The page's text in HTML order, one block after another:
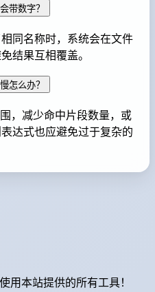
带数字？
同名称时，系统会在文件
结果互相覆盖。
怎么办？
，减少命中片段数量，或
达式也应避免过于复杂的
用本站提供的所有工具！